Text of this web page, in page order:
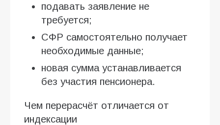
подавать заявление не
требуется;
СФР самостоятельно получает
необходимые данные;
новая сумма устанавливается
без участия пенсионера.
Чем перерасчёт отличается от
индексации